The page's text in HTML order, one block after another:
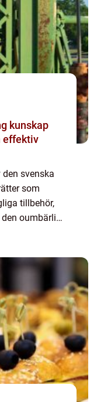
effektiv
svenska
som
tillbehör,
oumbärlig